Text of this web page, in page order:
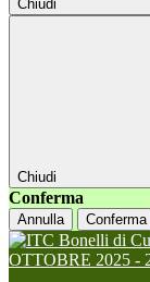
Chiudi
Chiudi
Conferma
Annulla Conferma
OTTOBRE 2025 -